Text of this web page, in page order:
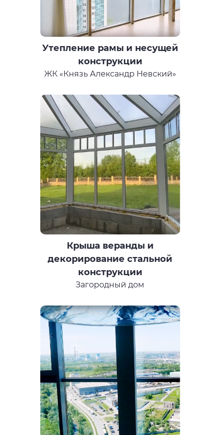
Утепление рамы и несущей
конструкции
ЖК «Князь Александр Невский»
Крыша веранды и
декорирование стальной
конструкции
Загородный дом